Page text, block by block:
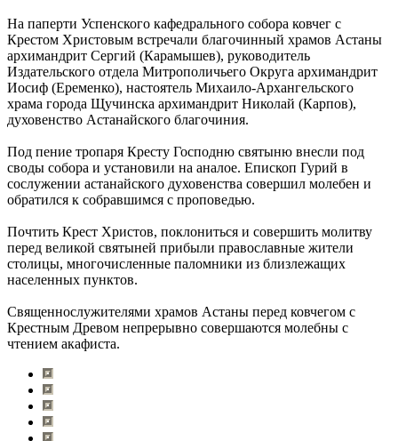
На паперти Успенского кафедрального собора ковчег с
Крестом Христовым встречали благочинный храмов Астаны
архимандрит Сергий (Карамышев), руководитель
Издательского отдела Митрополичьего Округа архимандрит
Иосиф (Еременко), настоятель Михаило-Архангельского
храма города Щучинска архимандрит Николай (Карпов),
духовенство Астанайского благочиния.
Под пение тропаря Кресту Господню святыню внесли под
своды собора и установили на аналое. Епископ Гурий в
сослужении астанайского духовенства совершил молебен и
обратился к собравшимся с проповедью.
Почтить Крест Христов, поклониться и совершить молитву
перед великой святыней прибыли православные жители
столицы, многочисленные паломники из близлежащих
населенных пунктов.
Священнослужителями храмов Астаны перед ковчегом с
Крестным Древом непрерывно совершаются молебны с
чтением акафиста.